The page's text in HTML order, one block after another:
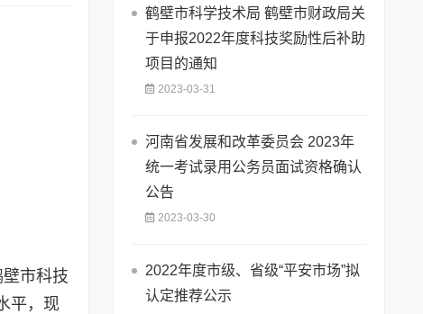
市科技
平，现
鹤壁市科学技术局 鹤壁市财政局关
于申报2022年度科技奖励性后补助
项目的通知
2023-03-31
河南省发展和改革委员会 2023年
统一考试录用公务员面试资格确认
公告
2023-03-30
2022年度市级、省级“平安市场”拟
认定推荐公示